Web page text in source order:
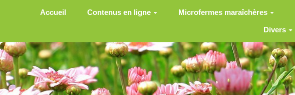
Aller au contenu principal
Accueil Contenus en ligne Microfermes maraîchères
Divers